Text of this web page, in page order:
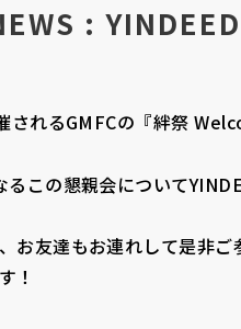
:
されるGMFCの『絆祭
るこの懇親会について
お友達もお連れして是非
！